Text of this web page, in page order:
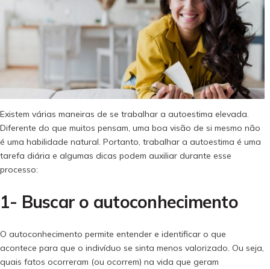
Existem várias maneiras de se trabalhar a autoestima elevada.
Diferente do que muitos pensam, uma boa visão de si mesmo não
é uma habilidade natural. Portanto, trabalhar a autoestima é uma
tarefa diária e algumas dicas podem auxiliar durante esse
processo:
1- Buscar o autoconhecimento
O autoconhecimento permite entender e identificar o que
acontece para que o indivíduo se sinta menos valorizado. Ou seja,
quais fatos ocorreram (ou ocorrem) na vida que geram